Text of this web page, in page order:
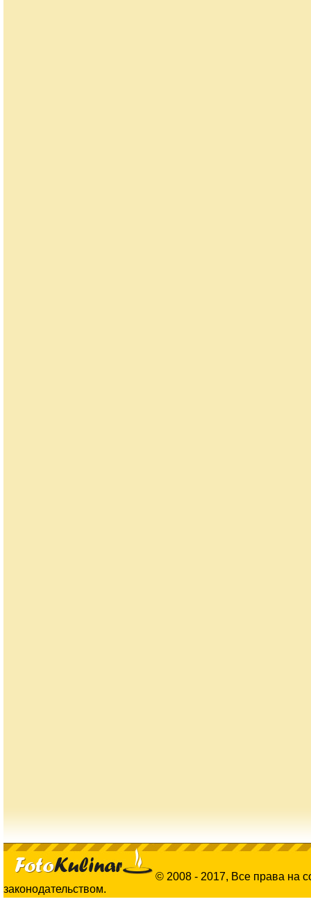
© 2008 - 2017, Все права на
законодательством.